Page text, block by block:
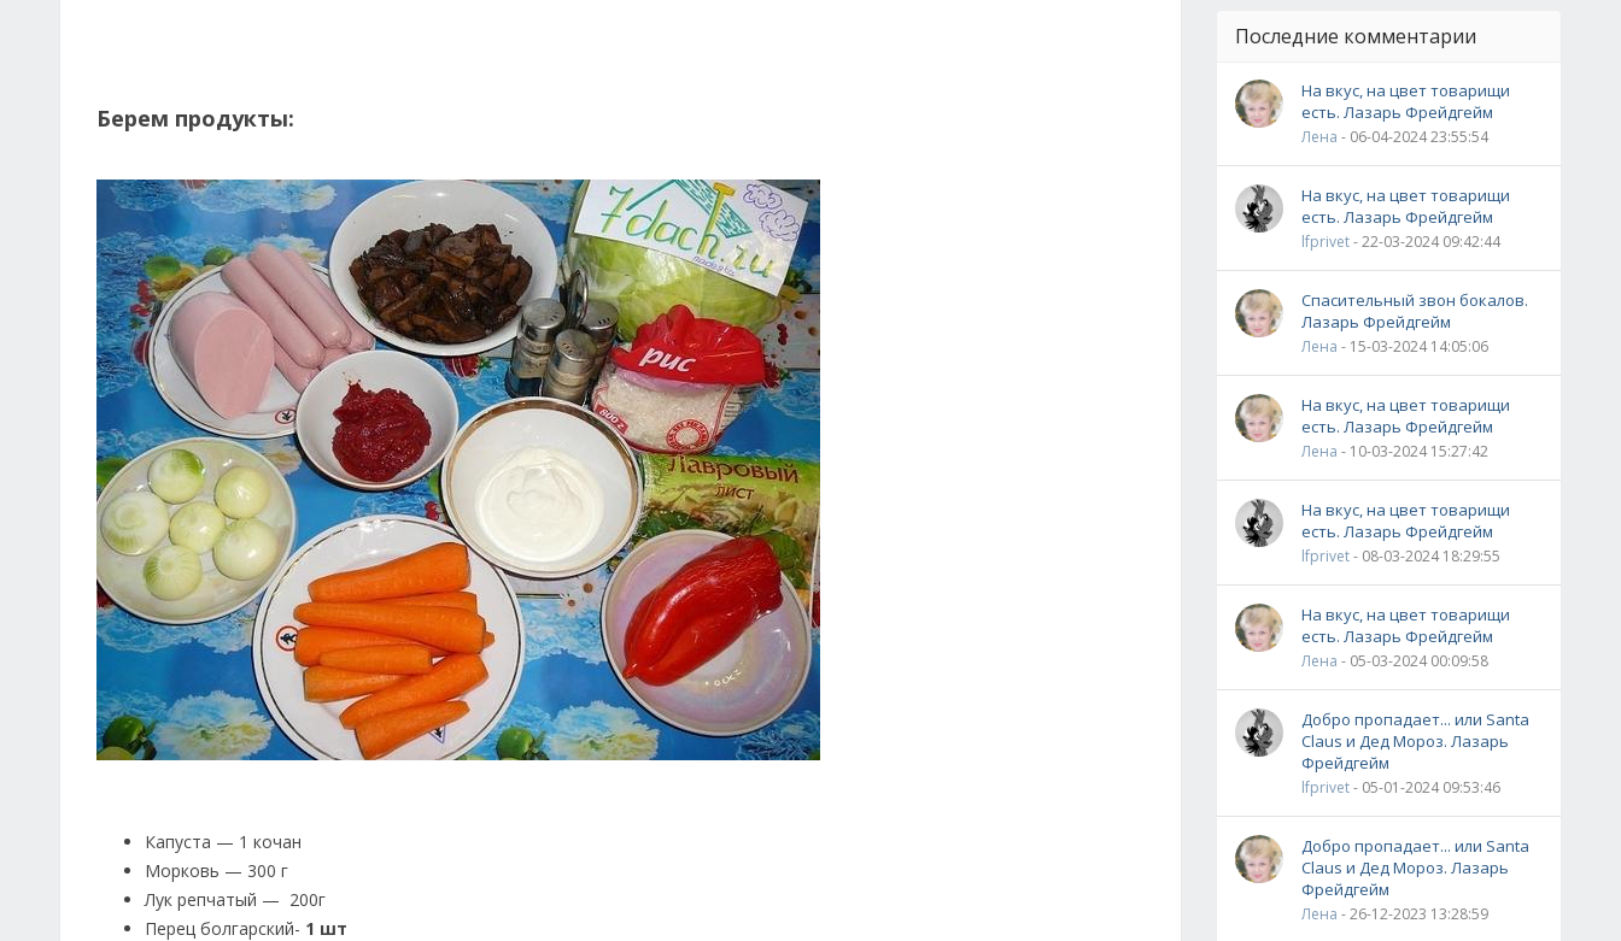
Берем продукты:
Капуста — 1 кочан
Морковь — 300 г
Лук репчатый — 200г
Перец болгарский- 1 шт
Последние комментарии
На вкус, на цвет товарищи
есть. Лазарь Фрейдгейм
Лена - 06-04-2024 23:55:54
На вкус, на цвет товарищи
есть. Лазарь Фрейдгейм
lfprivet- 22-03-2024 09:42:44
Спасительный звон бокалов.
Лазарь Фрейдгейм
Лена - 15-03-2024 14:05:06
На вкус, на цвет товарищи
есть. Лазарь Фрейдгейм
Лена - 10-03-2024 15:27:42
На вкус, на цвет товарищи
есть. Лазарь Фрейдгейм
lfprivet- 08-03-2024 18:29:55
На вкус, на цвет товарищи
есть. Лазарь Фрейдгейм
Лена - 05-03-2024 00:09:58
Добро пропадает... или Santa
Claus и Дед Мороз. Лазарь
Фрейдгейм
lfprivet- 05-01-2024 09:53:46
Добро пропадает... или Santa
Claus и Дед Мороз. Лазарь
Фрейдгейм
Лена - 26-12-2023 13:28:59